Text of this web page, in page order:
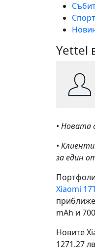
Спорт
Yettel
• Новата
•
за един
Xiaomi
mAh и
Новите
1271.27